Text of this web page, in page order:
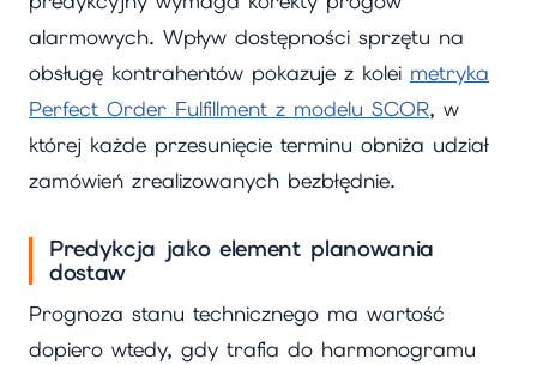
alarmowych. Wpływ dostępności sprzętu na
obsługę kontrahentów pokazuje z kolei metryka
Perfect Order Fulfillment z modelu SCOR, w
której każde przesunięcie terminu obniża udział
zamówień zrealizowanych bezbłędnie.
Predykcja jako element planowania
dostaw
Prognoza stanu technicznego ma wartość
dopiero wtedy, gdy trafia do harmonogramu